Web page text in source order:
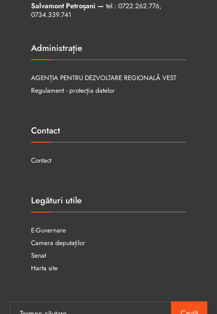
Salvamont Petroșani — tel.: 0722.262.776,
0734.339.741
Administrație
AGENȚIA PENTRU DEZVOLTARE REGIONALĂ VEST
Regulament - protecția datelor
Contact
Contact
Legături utile
E-Guvernare
Camera deputaților
Senat
Harta site